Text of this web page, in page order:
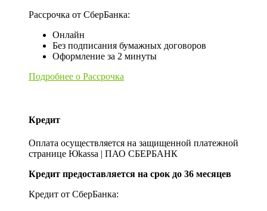
Рассрочка от СберБанка:
Онлайн
Без подписания бумажных договоров
Оформление за 2 минуты
Подробнее о Рассрочка
Кредит
Оплата осуществляется на защищенной платежной
странице Юkassa | ПАО СБЕРБАНК
Кредит предоставляется на срок до 36 месяцев
Кредит от СберБанка: